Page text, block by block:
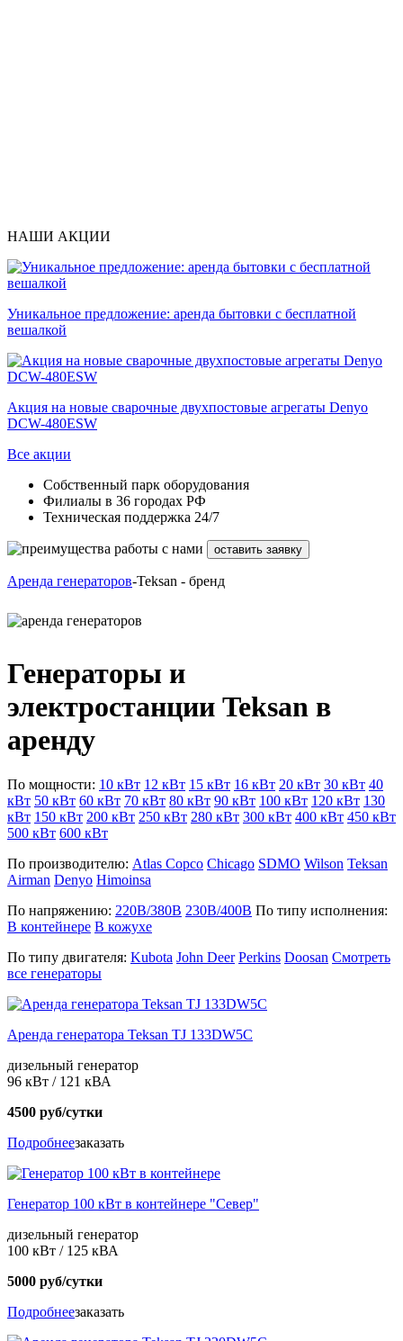
НАШИ АКЦИИ
Уникальное предложение: аренда бытовки с бесплатной
вешалкой
Акция на новые сварочные двухпостовые агрегаты Denyo
DCW-480ESW
Все акции
Собственный парк оборудования
Филиалы в 36 городах РФ
Техническая поддержка 24/7
оставить заявку
Аренда генераторов-Teksan - бренд
Генераторы и
электростанции Teksan в
аренду
По мощности: 10 кВт 12 кВт 15 кВт 16 кВт 20 кВт 30 кВт 40
кВт 50 кВт 60 кВт 70 кВт 80 кВт 90 кВт 100 кВт 120 кВт 130
кВт 150 кВт 200 кВт 250 кВт 280 кВт 300 кВт 400 кВт 450 кВт
500 кВт 600 кВт
По производителю: Atlas Copco Chicago SDMO Wilson Teksan
Airman Denyo Himoinsa
По напряжению: 220В/380В 230В/400В По типу исполнения:
В контейнере В кожухе
По типу двигателя: Kubota John Deer Perkins Doosan Смотреть
все генераторы
Аренда генератора Teksan TJ 133DW5C
дизельный генератор
96 кВт / 121 кВА
4500 руб/сутки
Подробнеезаказать
Генератор 100 кВт в контейнере "Север"
дизельный генератор
100 кВт / 125 кВА
5000 руб/сутки
Подробнеезаказать